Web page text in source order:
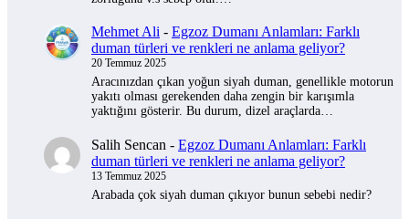
Mehmet Ali - Egzoz Dumanı Anlamları: Farklı
duman türleri ve renkleri ne anlama geliyor?
20 Temmuz 2025
Aracınızdan çıkan yoğun siyah duman, genellikle motorun
yakıtı olması gerekenden daha zengin bir karışımla
yaktığını gösterir. Bu durum, dizel araçlarda…
Salih Sencan - Egzoz Dumanı Anlamları: Farklı
duman türleri ve renkleri ne anlama geliyor?
13 Temmuz 2025
Arabada çok siyah duman çıkıyor bunun sebebi nedir?